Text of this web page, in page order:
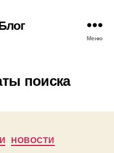
Меню
поиска
НОВОСТИ